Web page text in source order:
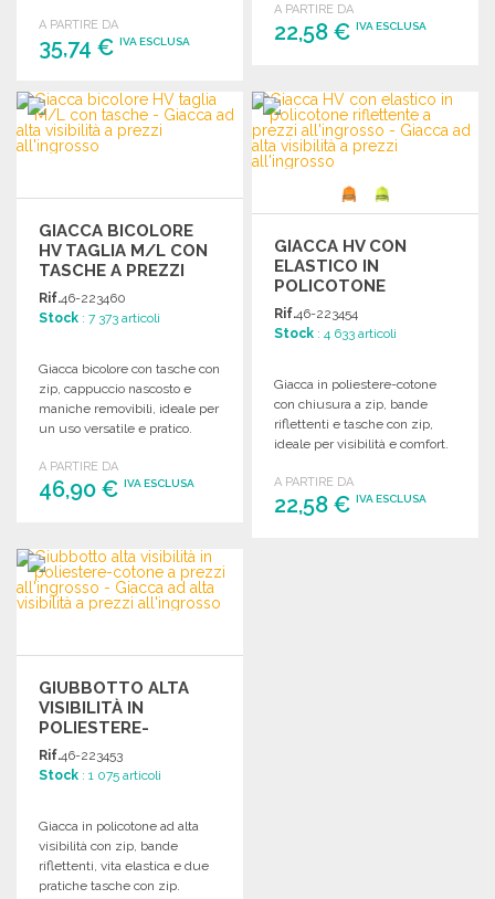
A PARTIRE DA
35,74 € IVA ESCLUSA
ORDINARE
Richiedi un preventivo
A PARTIRE DA
22,58 €IVA ESCLUSA
Richiedi un preventivo
GIACCA BICOLORE
HV TAGLIA M/L CON
TASCHE A PREZZI
ALL'INGROSSO
Rif.46-223460
Stock : 7 373 articoli
Giacca bicolore con tasche con
zip, cappuccio nascosto e
maniche removibili, ideale per
un uso versatile e pratico.
A PARTIRE DA
46,90 € IVA ESCLUSA
Richiedi un preventivo
GIACCA HV CON
ELASTICO IN
POLICOTONE
RIFLETTENTE A
PREZZI
ALL'INGROSSO
Rif.46-223454
Stock : 4 633 articoli
Giacca in poliestere-cotone
con chiusura a zip, bande
riflettenti e tasche con zip,
ideale per visibilità e comfort.
A PARTIRE DA
22,58 €IVA ESCLUSA
GIUBBOTTO ALTA
VISIBILITÀ IN
POLIESTERE-
COTONE A PREZZI
ALL'INGROSSO
Rif.46-223453
Stock : 1 075 articoli
Giacca in policotone ad alta
visibilità con zip, bande
riflettenti, vita elastica e due
pratiche tasche con zip.